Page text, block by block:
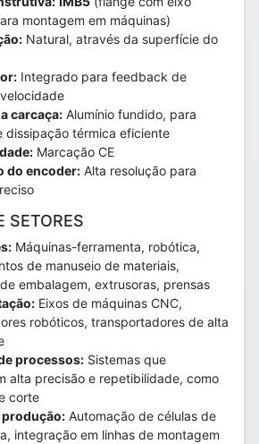
montagem em máquinas)
Natural, através da superfície do
Integrado para feedback de
carcaça: Alumínio fundido, para
dissipação térmica eficiente
Marcação CE
do encoder: Alta resolução para
SETORES
Máquinas-ferramenta, robótica,
de manuseio de materiais,
embalagem, extrusoras, prensas
Eixos de máquinas CNC,
robóticos, transportadores de alta
processos: Sistemas que
alta precisão e repetibilidade, como
corte
produção: Automação de células de
integração em linhas de montagem